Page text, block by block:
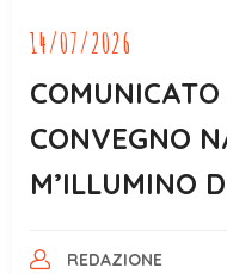
14/07/2026
CONVEGNO
M’ILLUMINO
REDAZIONE